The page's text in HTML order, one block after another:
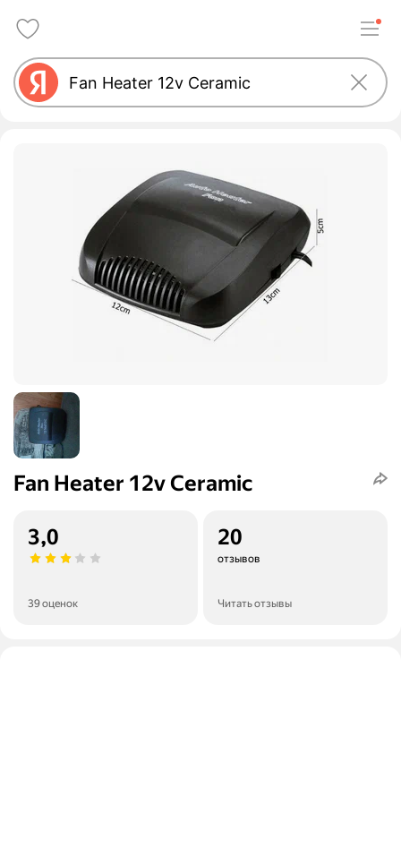
Fan Heater 12v Ceramic
3,0
39 оценок
20
отзывов
Читать отзывы